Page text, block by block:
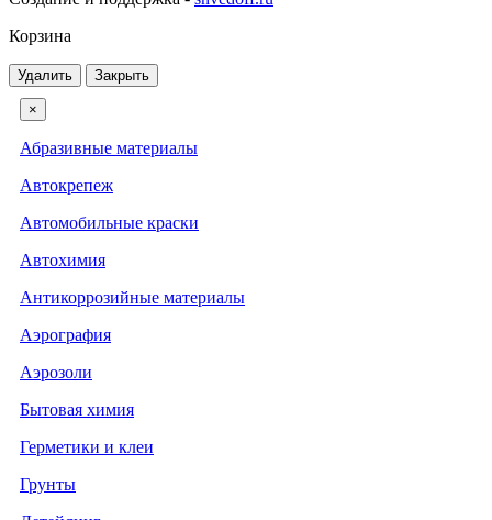
Корзина
Удалить Закрыть
×
Абразивные материалы
Автокрепеж
Автомобильные краски
Автохимия
Антикоррозийные материалы
Аэрография
Аэрозоли
Бытовая химия
Герметики и клеи
Грунты